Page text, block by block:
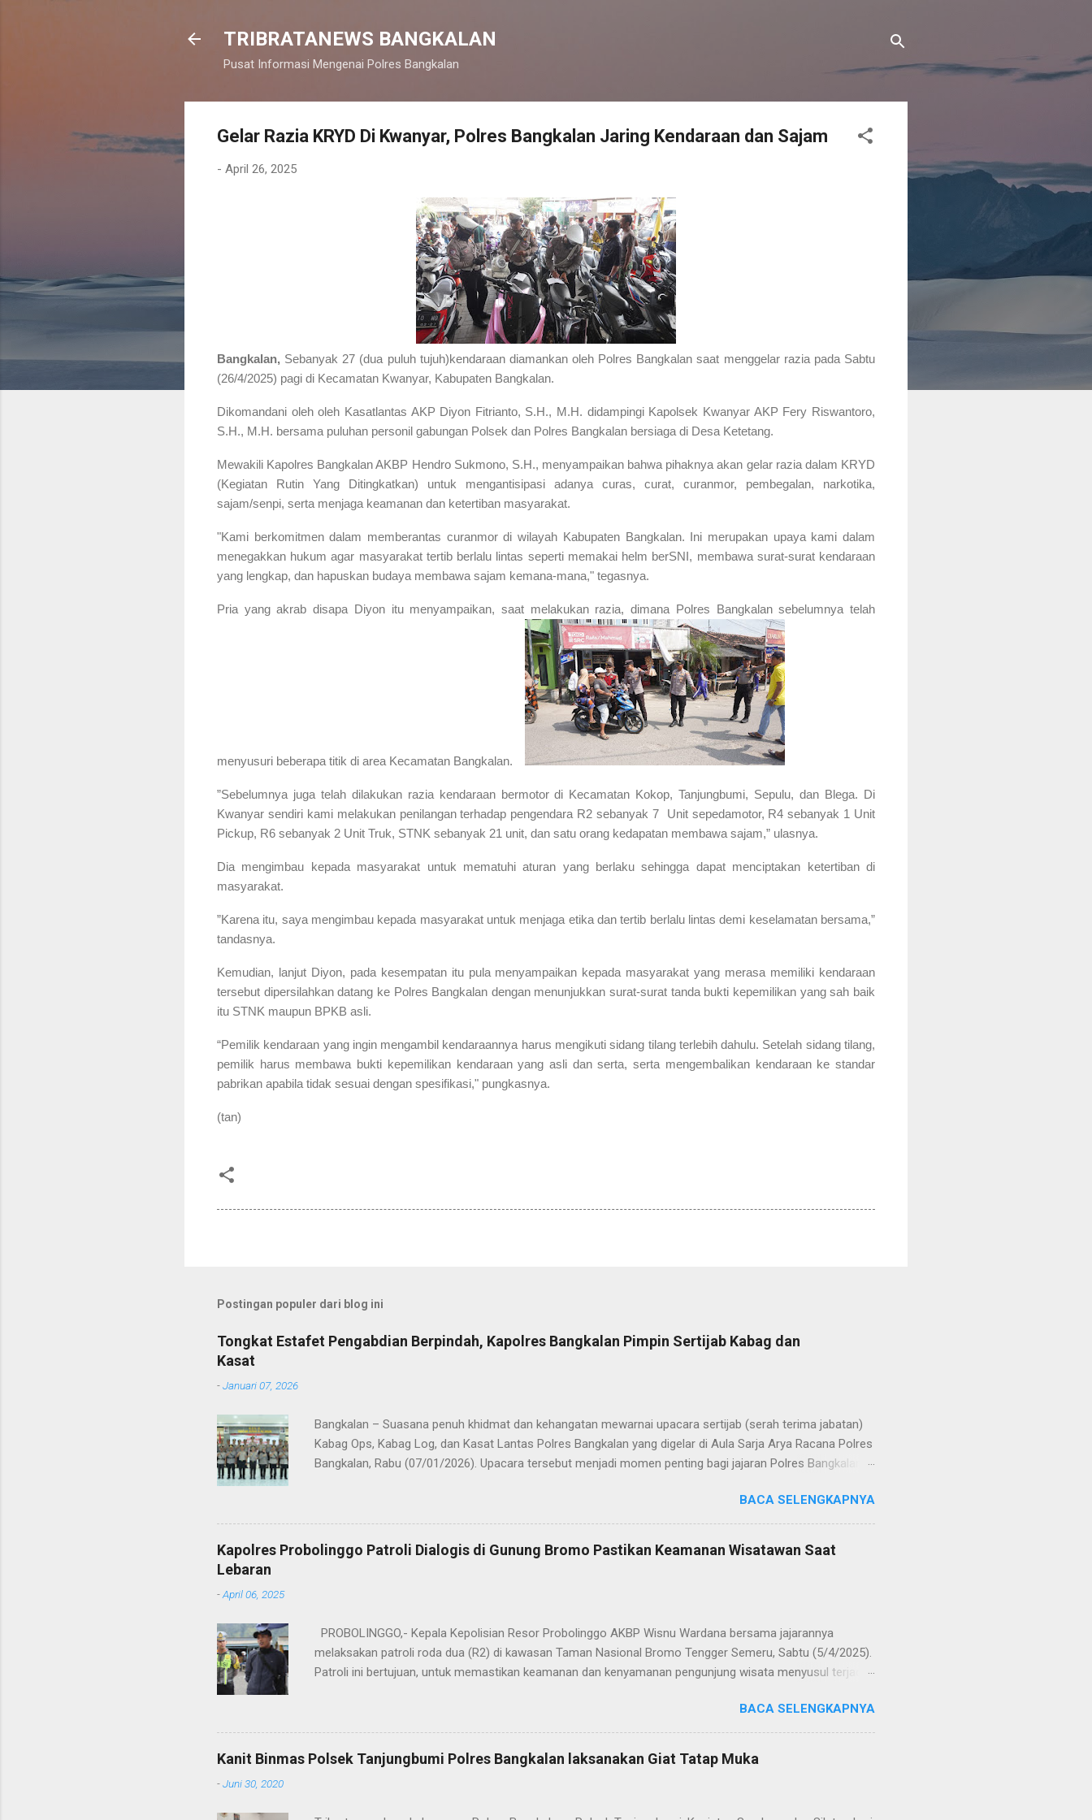
TRIBRATANEWS BANGKALAN
Pusat Informasi Mengenai Polres Bangkalan
Gelar Razia KRYD Di Kwanyar, Polres Bangkalan Jaring Kendaraan dan Sajam
- April 26, 2025
Bangkalan, Sebanyak 27 (dua puluh tujuh)kendaraan diamankan oleh Polres Bangkalan saat menggelar razia pada Sabtu
(26/4/2025) pagi di Kecamatan Kwanyar, Kabupaten Bangkalan.
Dikomandani oleh oleh Kasatlantas AKP Diyon Fitrianto, S.H., M.H. didampingi Kapolsek Kwanyar AKP Fery Riswantoro,
S.H., M.H. bersama puluhan personil gabungan Polsek dan Polres Bangkalan bersiaga di Desa Ketetang.
Mewakili Kapolres Bangkalan AKBP Hendro Sukmono, S.H., menyampaikan bahwa pihaknya akan gelar razia dalam KRYD
(Kegiatan Rutin Yang Ditingkatkan) untuk mengantisipasi adanya curas, curat, curanmor, pembegalan, narkotika,
sajam/senpi, serta menjaga keamanan dan ketertiban masyarakat.
"Kami berkomitmen dalam memberantas curanmor di wilayah Kabupaten Bangkalan. Ini merupakan upaya kami dalam
menegakkan hukum agar masyarakat tertib berlalu lintas seperti memakai helm berSNI, membawa surat-surat kendaraan
yang lengkap, dan hapuskan budaya membawa sajam kemana-mana," tegasnya.
Pria yang akrab disapa Diyon itu menyampaikan, saat melakukan razia, dimana Polres Bangkalan sebelumnya telah
menyusuri beberapa titik di area Kecamatan Bangkalan.
”Sebelumnya juga telah dilakukan razia kendaraan bermotor di Kecamatan Kokop, Tanjungbumi, Sepulu, dan Blega. Di
Kwanyar sendiri kami melakukan penilangan terhadap pengendara R2 sebanyak 7 Unit sepedamotor, R4 sebanyak 1 Unit
Pickup, R6 sebanyak 2 Unit Truk, STNK sebanyak 21 unit, dan satu orang kedapatan membawa sajam,” ulasnya.
Dia mengimbau kepada masyarakat untuk mematuhi aturan yang berlaku sehingga dapat menciptakan ketertiban di
masyarakat.
”Karena itu, saya mengimbau kepada masyarakat untuk menjaga etika dan tertib berlalu lintas demi keselamatan bersama,”
tandasnya.
Kemudian, lanjut Diyon, pada kesempatan itu pula menyampaikan kepada masyarakat yang merasa memiliki kendaraan
tersebut dipersilahkan datang ke Polres Bangkalan dengan menunjukkan surat-surat tanda bukti kepemilikan yang sah baik
itu STNK maupun BPKB asli.
“Pemilik kendaraan yang ingin mengambil kendaraannya harus mengikuti sidang tilang terlebih dahulu. Setelah sidang tilang,
pemilik harus membawa bukti kepemilikan kendaraan yang asli dan serta, serta mengembalikan kendaraan ke standar
pabrikan apabila tidak sesuai dengan spesifikasi," pungkasnya.
(tan)
Postingan populer dari blog ini
Tongkat Estafet Pengabdian Berpindah, Kapolres Bangkalan Pimpin Sertijab Kabag dan
Kasat
-Januari 07, 2026
Bangkalan – Suasana penuh khidmat dan kehangatan mewarnai upacara sertijab (serah terima jabatan)
Kabag Ops, Kabag Log, dan Kasat Lantas Polres Bangkalan yang digelar di Aula Sarja Arya Racana Polres
Bangkalan, Rabu (07/01/2026). Upacara tersebut menjadi momen penting bagi jajaran Polres Bangkalan,
kesinambungan pengabdian kepada masyarakat. Dalam sertijab tersebut, KOMPOL Hery Kusnanto, S.H.,
M.H. resmi menyerahkan jabatan Kabag Log Polres Bangkalan untuk mengemban amanah baru sebagai
Wakapolres Sampang. Jabatan Kabag Log Polres Bangkalan selanjutnya dijabat oleh KOMPOL Moch.
Rifai, S.H., M.H. , yang sebelumnya mengemban tugas sebagai Kabag Ops Polres Bangkalan. Sementara
BACA SELENGKAPNYA
Kapolres Probolinggo Patroli Dialogis di Gunung Bromo Pastikan Keamanan Wisatawan Saat
Lebaran
-April 06, 2025
PROBOLINGGO,- Kepala Kepolisian Resor Probolinggo AKBP Wisnu Wardana bersama jajarannya
melaksakan patroli roda dua (R2) di kawasan Taman Nasional Bromo Tengger Semeru, Sabtu (5/4/2025).
Patroli ini bertujuan, untuk memastikan keamanan dan kenyamanan pengunjung wisata menyusul terjadi
mengantisipasi hal-hal yang tidak kita inginkan, seiring dengan jumlah pengunjung yang semakin
meningkat selama libur Lebaran," kata AKBP Wisnu Wardana. Kapolres Probolinggo menegaskan, bahwa
pihaknya melakukan hal ini sebagai langkah antisipasi untuk memastikan situasi tetap kondusif. Ia juga
menekankan pentingnya keselamatan, terutama bagi pengunjung yang membawa anak-anak. "Kami ingin
BACA SELENGKAPNYA
Kanit Binmas Polsek Tanjungbumi Polres Bangkalan laksanakan Giat Tatap Muka
-Juni 30, 2020